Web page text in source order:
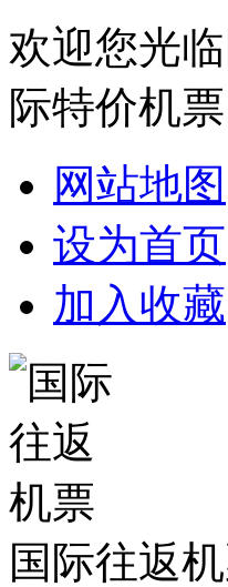
欢迎您光
际特价机票
网站地图
设为首页
加入收藏
国际往返